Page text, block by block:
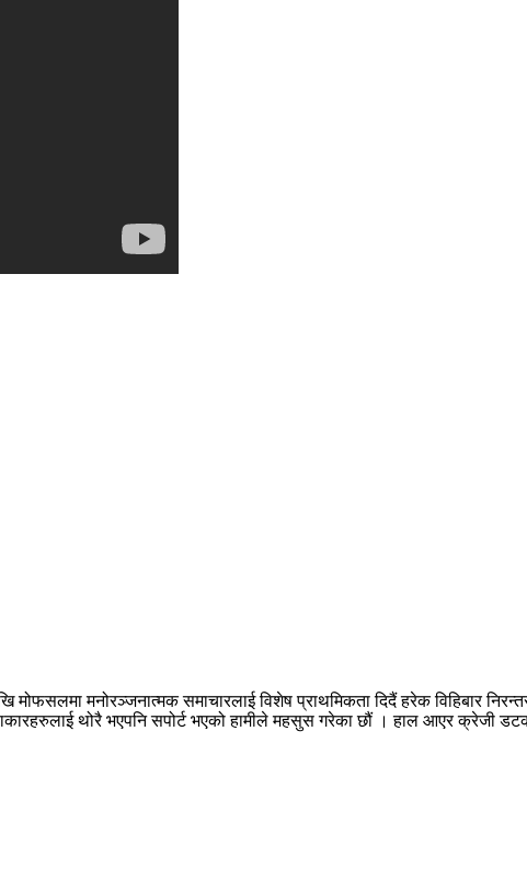
मनोरञ्जनात्मक समाचारलाई विशेष प्राथमिकता दिदैं हरेक विहिबार
थोरै भएपनि सपोर्ट भएको हामीले महसुस गरेका छौं । हाल आएर क्रेजी